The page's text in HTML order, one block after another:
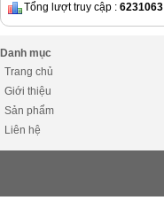
Tổng lượt truy cập : 6231063
Danh mục
Trang chủ
Giới thiệu
Sản phẩm
Liên hệ